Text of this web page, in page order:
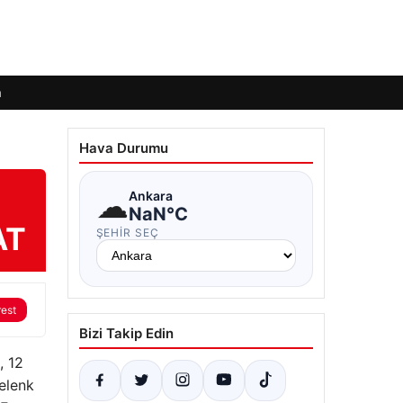
12
Hava Durumu
☁Ankara
NaN°C
ŞEHIR SEÇ
Bizi Takip Edin